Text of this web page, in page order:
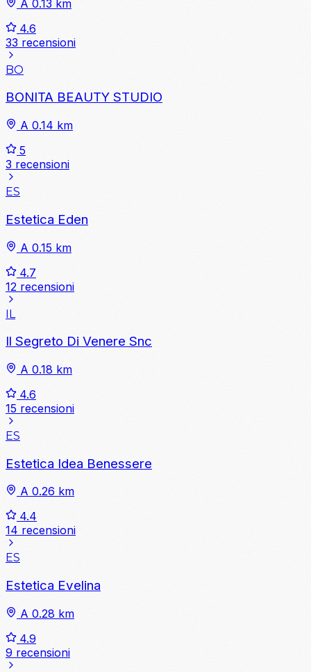
A 0.13 km
4.6
33 recensioni
BO
BONITA BEAUTY STUDIO
A 0.14 km
5
3 recensioni
ES
Estetica Eden
A 0.15 km
4.7
12 recensioni
IL
Il Segreto Di Venere Snc
A 0.18 km
4.6
15 recensioni
ES
Estetica Idea Benessere
A 0.26 km
4.4
14 recensioni
ES
Estetica Evelina
A 0.28 km
4.9
9 recensioni